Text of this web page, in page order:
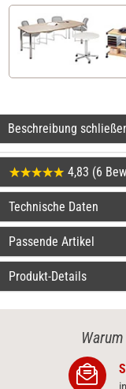
Beschreibung
4,83 (6
Technische Daten
Passende Artikel
Produkt-Details